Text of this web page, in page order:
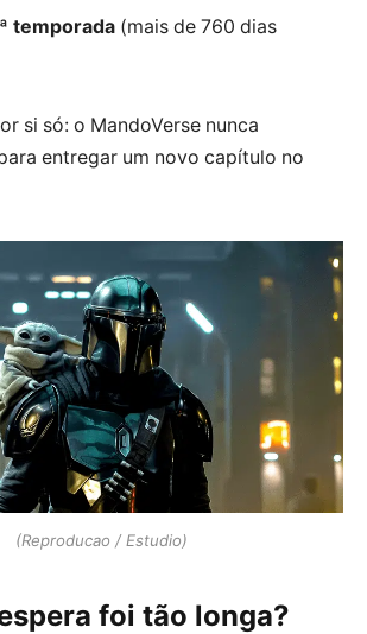
temporada (mais de 760 dias
si só: o MandoVerse nunca
entregar um novo capítulo no
(Reproducao / Estudio)
foi tão longa?